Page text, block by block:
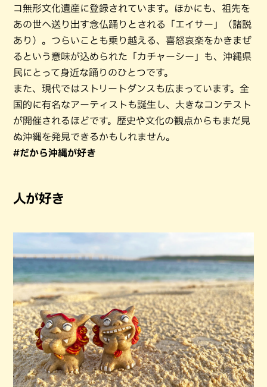
コ無形文化遺産に登録されています。ほかにも、祖先を
あの世へ送り出す念仏踊りとされる「エイサー」（諸説
あり）。つらいことも乗り越える、喜怒哀楽をかきまぜ
るという意味が込められた「カチャーシー」も、沖縄県
民にとって身近な踊りのひとつです。
また、現代ではストリートダンスも広まっています。全
国的に有名なアーティストも誕生し、大きなコンテスト
が開催されるほどです。歴史や文化の観点からもまだ見
ぬ沖縄を発見できるかもしれません。
#だから沖縄が好き
人が好き